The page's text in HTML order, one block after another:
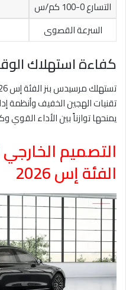
التسارع 0-100 كم/س
السرعة القصوى
كفاءة استهلاك
تقنيات الهجين الخفيف وأنظمة
يمنحها توازناً بين الأداء
التصميم
الفئة إس 2026